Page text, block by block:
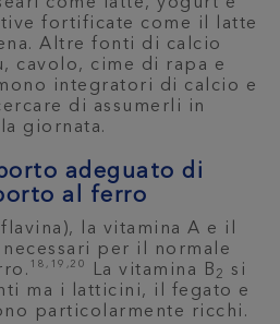
fortificate come il latte
Altre fonti di calcio
cavolo, cime di rapa e
integratori di calcio e
di assumerli in
giornata.
adeguato di
al ferro
la vitamina A e il
per il normale
18,19,20 La vitamina B2
si
ma i latticini, il fegato e
particolarmente ricchi.